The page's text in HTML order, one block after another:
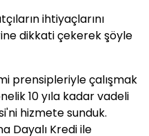
ihtiyaçlarını
dikkati çekerek şöyle
prensipleriyle çalışmak
10 yıla kadar vadeli
hizmete sunduk.
Dayalı Kredi ile